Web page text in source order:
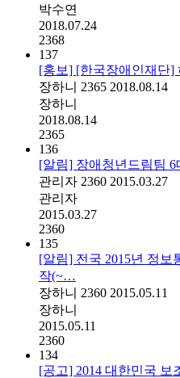
박수연
2018.07.24
2368
137
[홍보] [한국장애인재단]
장하니 2365 2018.08.14
장하니
2018.08.14
2365
136
[알림] 장애청년드림팀
관리자 2360 2015.03.27
관리자
2015.03.27
2360
135
[알림] 전국 2015년 정보
작(~…
장하니 2360 2015.05.11
장하니
2015.05.11
2360
134
[공고] 2014 대한민국 보